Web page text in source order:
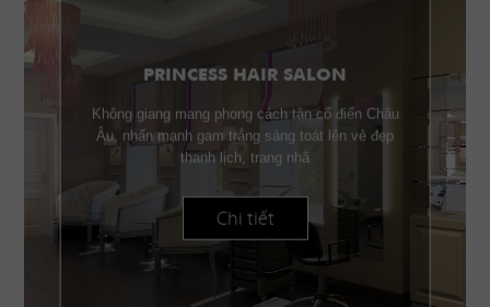
PRINCESS HAIR SALON
Không giang mang phong cách tân cổ điển Châu
Âu, nhấn mạnh gam trắng sáng toát lên vẻ đẹp
thanh lịch, trang nhã
Chi tiết